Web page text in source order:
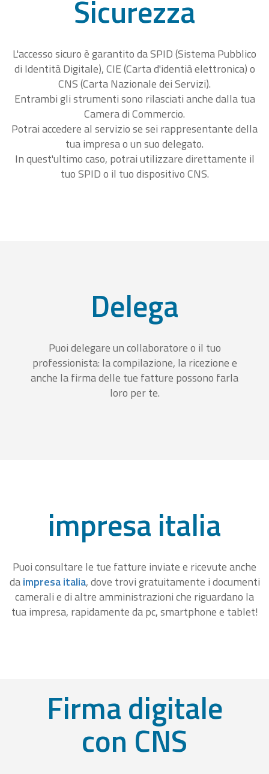
Sicurezza
L'accesso sicuro è garantito da SPID (Sistema Pubblico
di Identità Digitale), CIE (Carta d'identià elettronica) o
CNS (Carta Nazionale dei Servizi).
Entrambi gli strumenti sono rilasciati anche dalla tua
Camera di Commercio.
Potrai accedere al servizio se sei rappresentante della
tua impresa o un suo delegato.
In quest'ultimo caso, potrai utilizzare direttamente il
tuo SPID o il tuo dispositivo CNS.
Delega
Puoi delegare un collaboratore o il tuo
professionista: la compilazione, la ricezione e
anche la firma delle tue fatture possono farla
loro per te.
impresa italia
Puoi consultare le tue fatture inviate e ricevute anche
daimpresa italia, dove trovi gratuitamente i documenti
camerali e di altre amministrazioni che riguardano la
tua impresa, rapidamente da pc, smartphone e tablet!
Firma digitale
con CNS